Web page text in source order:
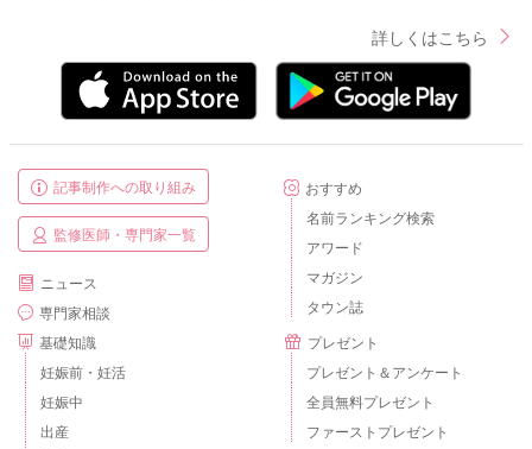
詳しくはこちら
記事制作への取り組み
監修医師・専門家一覧
ニュース
専門家相談
基礎知識
妊娠前・妊活
妊娠中
出産
おすすめ
名前ランキング検索
アワード
マガジン
タウン誌
プレゼント
プレゼント＆アンケート
全員無料プレゼント
ファーストプレゼント